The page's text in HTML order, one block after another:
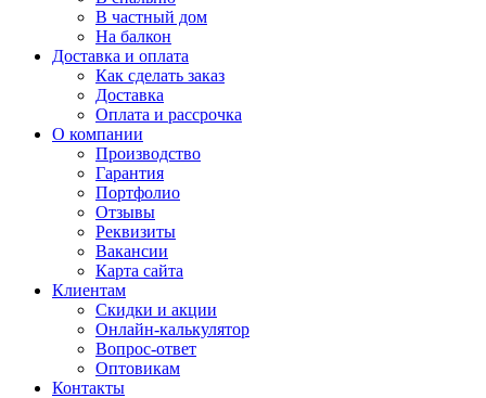
В частный дом
На балкон
Доставка и оплата
Как сделать заказ
Доставка
Оплата и рассрочка
О компании
Производство
Гарантия
Портфолио
Отзывы
Реквизиты
Вакансии
Карта сайта
Клиентам
Скидки и акции
Онлайн-калькулятор
Вопрос-ответ
Оптовикам
Контакты